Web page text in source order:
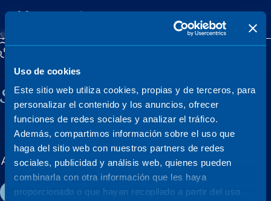
Uso de cookies
Este sitio web utiliza cookies, propias y de terceros, para
personalizar el contenido y los anuncios, ofrecer
funciones de redes sociales y analizar el tráfico.
Además, compartimos información sobre el uso que
haga del sitio web con nuestros partners de redes
sociales, publicidad y análisis web, quienes pueden
combinarla con otra información que les haya
proporcionado o que hayan recopilado a partir del uso
Sener, a family company
MARKETSPROJECTS
About us Careers News & events
Contact